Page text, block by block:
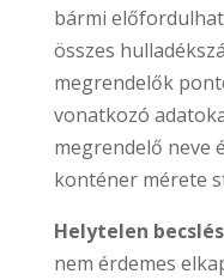
bármi
összes
megrendelők
vonatkozó
megrendelő neve
konténer mérete
Helytelen
nem érdemes